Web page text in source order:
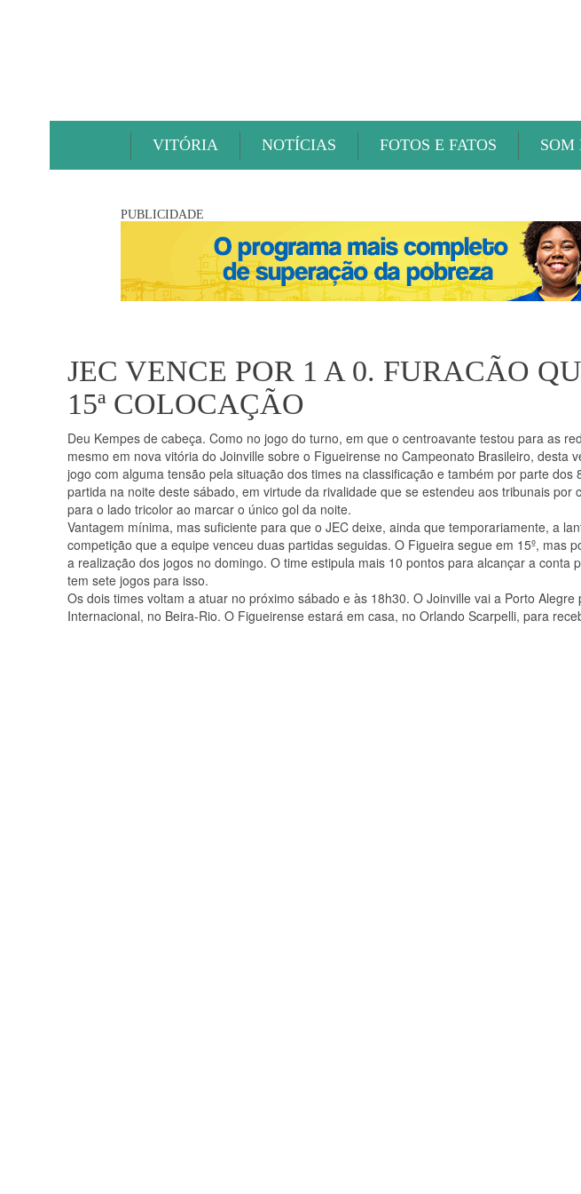
VITÓRIA NOTÍCIAS FOTOS E FATOS SOM
PUBLICIDADE
JEC VENCE POR 1 A 0. FURACÃO
15ª COLOCAÇÃO
Deu Kempes de cabeça. Como no jogo do turno, em que o centroavante testou para as
mesmo em nova vitória do Joinville sobre o Figueirense no Campeonato Brasileiro, desta
jogo com alguma tensão pela situação dos times na classificação e também por parte
partida na noite deste sábado, em virtude da rivalidade que se estendeu aos tribunais por
para o lado tricolor ao marcar o único gol da noite.
Vantagem mínima, mas suficiente para que o JEC deixe, ainda que temporariamente, a
competição que a equipe venceu duas partidas seguidas. O Figueira segue em 15º, mas
a realização dos jogos no domingo. O time estipula mais 10 pontos para alcançar a conta
tem sete jogos para isso.
Os dois times voltam a atuar no próximo sábado e às 18h30. O Joinville vai a Porto
Internacional, no Beira-Rio. O Figueirense estará em casa, no Orlando Scarpelli, para